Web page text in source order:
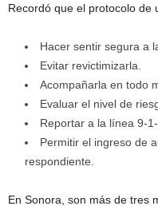
Recordó que el protocolo de
Hacer sentir segura a
Evitar revictimizarla.
Acompañarla en todo
Evaluar el nivel de
Reportar a la línea 9-
Permitir el ingreso de
respondiente.
En Sonora, son más de tres